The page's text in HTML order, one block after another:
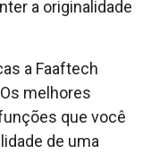
a originalidade
a Faaftech
melhores
que você
de uma